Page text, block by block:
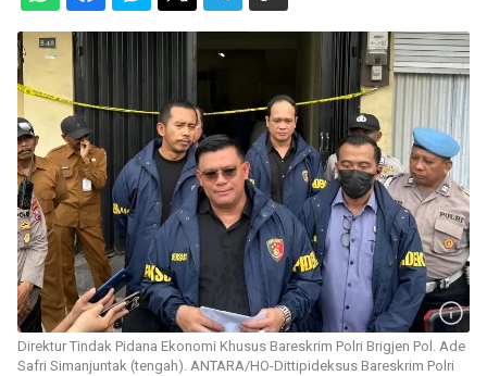
Direktur Tindak Pidana Ekonomi Khusus Bareskrim Polri Brigjen Pol. Ade
Safri Simanjuntak (tengah). ANTARA/HO-Dittipideksus Bareskrim Polri